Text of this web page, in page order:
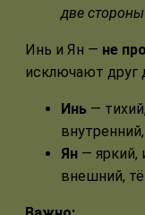
две
Инь и Ян — не
исключают друг
Инь —
Ян — яркий,
внешний,